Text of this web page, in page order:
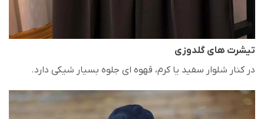
تیشرت های گلدوزی
در کنار شلوار سفید یا کرم، قهوه ای جلوه بسیار شیکی دارد.